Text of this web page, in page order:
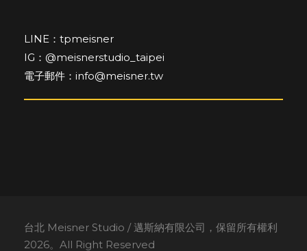
LINE：tpmeisner
IG：@meisnerstudio_taipei
電子郵件：info@meisner.tw
台北 Meisner Studio / 邁斯納有限公司，保留所有權利
2026。All Right Reserved